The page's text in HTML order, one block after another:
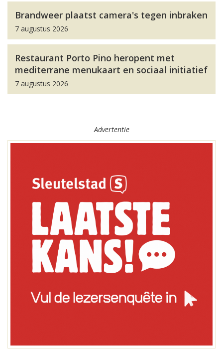
Brandweer plaatst camera's tegen inbraken
7 augustus 2026
Restaurant Porto Pino heropent met
mediterrane menukaart en sociaal initiatief
7 augustus 2026
Advertentie